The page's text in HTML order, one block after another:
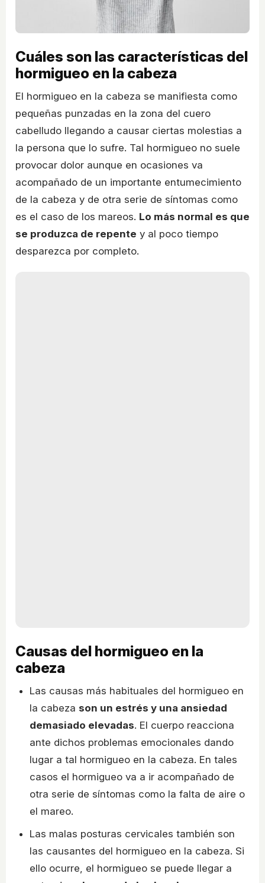
Cuáles son las características del
hormigueo en la cabeza
El hormigueo en la cabeza se manifiesta como
pequeñas punzadas en la zona del cuero
cabelludo llegando a causar ciertas molestias a
la persona que lo sufre. Tal hormigueo no suele
provocar dolor aunque en ocasiones va
acompañado de un importante entumecimiento
de la cabeza y de otra serie de síntomas como
es el caso de los mareos. Lo más normal es que
se produzca de repente y al poco tiempo
desparezca por completo.
Causas del hormigueo en la
cabeza
Las causas más habituales del hormigueo en
la cabeza son un estrés y una ansiedad
demasiado elevadas. El cuerpo reacciona
ante dichos problemas emocionales dando
lugar a tal hormigueo en la cabeza. En tales
casos el hormigueo va a ir acompañado de
otra serie de síntomas como la falta de aire o
el mareo.
Las malas posturas cervicales también son
las causantes del hormigueo en la cabeza. Si
ello ocurre, el hormigueo se puede llegar a